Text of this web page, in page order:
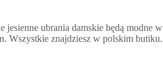
jesienne ubrania damskie będą modne w
Wszystkie znajdziesz w polskim butiku.